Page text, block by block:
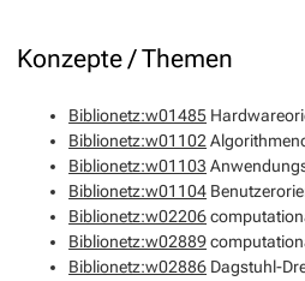
Konzepte / Themen
Biblionetz:w01485
Biblionetz:w01102
Biblionetz:w01103
Biblionetz:w01104
Biblionetz:w02206
Biblionetz:w02889
Biblionetz:w02886 Dagstuhl-